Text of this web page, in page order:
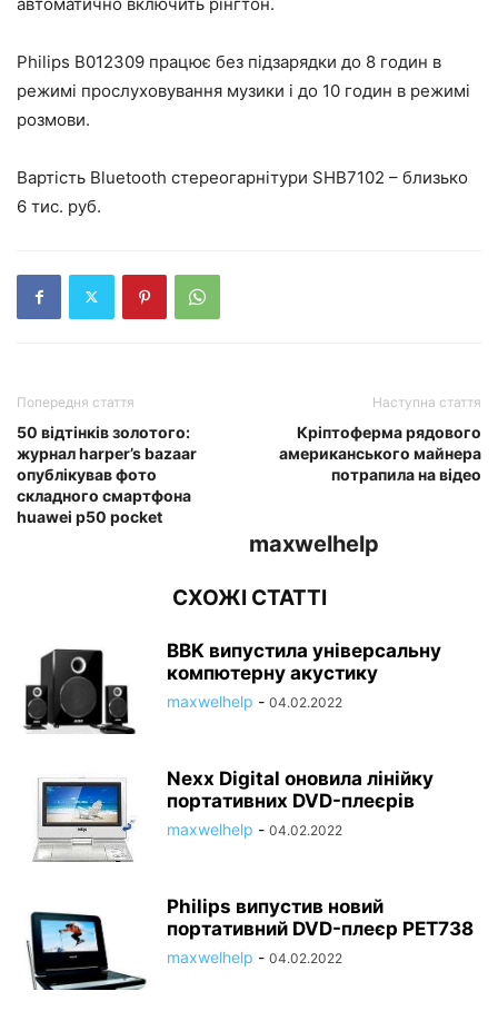
Philips B012309 працює без підзарядки до 8 годин в
режимі прослуховування музики і до 10 годин в режимі
розмови.
Вартість Bluetooth стереогарнітури SHB7102 – близько
6 тис. руб.
Попередня стаття
50 відтінків золотого:
журнал harper’s bazaar
опублікував фото
складного смартфона
huawei p50 pocket
Наступна стаття
Кріптоферма рядового
американського майнера
потрапила на відео
maxwelhelp
СХОЖІ СТАТТІ
BBK випустила універсальну
компютерну акустику
maxwelhelp - 04.02.2022
Nexx Digital оновила лінійку
портативних DVD-плеєрів
maxwelhelp - 04.02.2022
Philips випустив новий
портативний DVD-плеєр PET738
maxwelhelp - 04.02.2022